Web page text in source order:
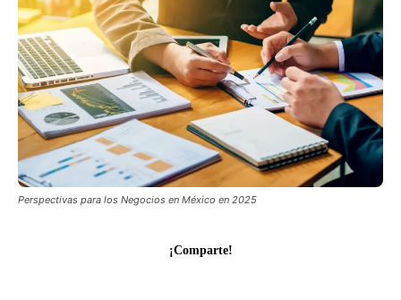
Perspectivas para los Negocios en México en 2025
¡Comparte!